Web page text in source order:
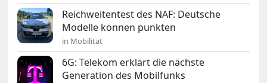
Reichweitentest des NAF: Deutsche
Modelle können punkten
in Mobilität
6G: Telekom erklärt die nächste
Generation des Mobilfunks